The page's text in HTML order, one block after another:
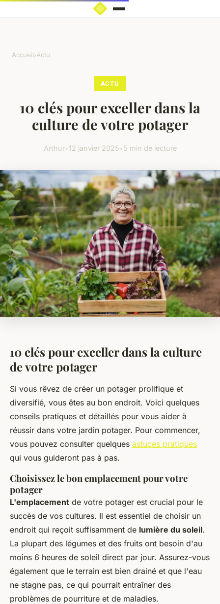
Accueil›Actu
ACTU
10 clés pour exceller dans la
culture de votre potager
Arthur•12 janvier 2025•5 min de lecture
10 clés pour exceller dans la culture
de votre potager
Si vous rêvez de créer un potager prolifique et
diversifié, vous êtes au bon endroit. Voici quelques
conseils pratiques et détaillés pour vous aider à
réussir dans votre jardin potager. Pour commencer,
vous pouvez consulter quelques astuces pratiques
qui vous guideront pas à pas.
Choisissez le bon emplacement pour votre
potager
L'emplacement de votre potager est crucial pour le
succès de vos cultures. Il est essentiel de choisir un
endroit qui reçoit suffisamment de lumière du soleil.
La plupart des légumes et des fruits ont besoin d'au
moins 6 heures de soleil direct par jour. Assurez-vous
également que le terrain est bien drainé et que l'eau
ne stagne pas, ce qui pourrait entraîner des
problèmes de pourriture et de maladies.